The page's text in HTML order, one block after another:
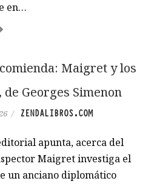
en…
Maigret y los
de Georges Simenon
/ ZENDALIBROS.COM
apunta, acerca del
Maigret investiga el
un anciano diplomático